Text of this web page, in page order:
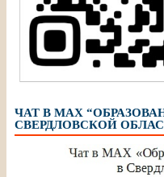
ЧАТ В МАХ
СВЕРДЛОВСКОЙ